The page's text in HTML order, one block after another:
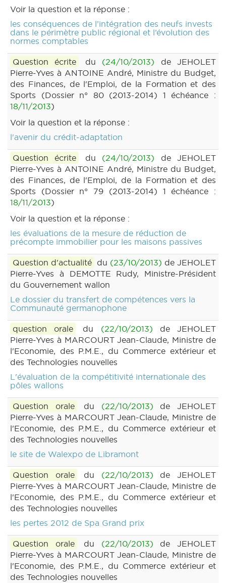
Voir la question et la réponse :
les conséquences de l’intégration des neufs invests
dans le périmètre public régional et l’évolution des
normes comptables
Question écrite du (24/10/2013) de JEHOLET
Pierre-Yves à ANTOINE André, Ministre du Budget,
des Finances, de l'Emploi, de la Formation et des
Sports (Dossier n° 80 (2013-2014) 1 échéance :
18/11/2013)
Voir la question et la réponse :
l'avenir du crédit-adaptation
Question écrite du (24/10/2013) de JEHOLET
Pierre-Yves à ANTOINE André, Ministre du Budget,
des Finances, de l'Emploi, de la Formation et des
Sports (Dossier n° 79 (2013-2014) 1 échéance :
18/11/2013)
Voir la question et la réponse :
les évaluations de la mesure de réduction de
précompte immobilier pour les maisons passives
Question d'actualité du (23/10/2013) de JEHOLET
Pierre-Yves à DEMOTTE Rudy, Ministre-Président
du Gouvernement wallon
Le dossier du transfert de compétences vers la
Communauté germanophone
question orale du (22/10/2013) de JEHOLET
Pierre-Yves à MARCOURT Jean-Claude, Ministre de
l'Economie, des P.M.E., du Commerce extérieur et
des Technologies nouvelles
L'évaluation de la compétitivité internationale des
pôles wallons
Question orale du (22/10/2013) de JEHOLET
Pierre-Yves à MARCOURT Jean-Claude, Ministre de
l'Economie, des P.M.E., du Commerce extérieur et
des Technologies nouvelles
le site de Walexpo de Libramont
Question orale du (22/10/2013) de JEHOLET
Pierre-Yves à MARCOURT Jean-Claude, Ministre de
l'Economie, des P.M.E., du Commerce extérieur et
des Technologies nouvelles
les pertes 2012 de Spa Grand prix
Question orale du (22/10/2013) de JEHOLET
Pierre-Yves à MARCOURT Jean-Claude, Ministre de
l'Economie, des P.M.E., du Commerce extérieur et
des Technologies nouvelles